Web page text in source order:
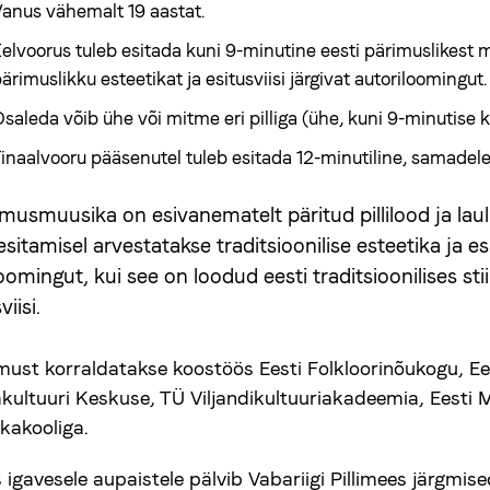
vähemalt 19 aastat.
tuleb esitada kuni 9-minutine eesti pärimuslikest
esteetikat ja esitusviisi järgivat autoriloomingut.
võib ühe või mitme eri pilliga (ühe, kuni 9-minutise
pääsenutel tuleb esitada 12-minutiline,
on esivanematelt päritud pillilood ja
arvestatakse traditsioonilise esteetika ja
kui see on loodud eesti traditsioonilises
korraldatakse koostöös Eesti Folkloorinõukogu,
Keskuse, TÜ Viljandikultuuriakadeemia, Eesti
igavesele aupaistele pälvib Vabariigi Pillimees